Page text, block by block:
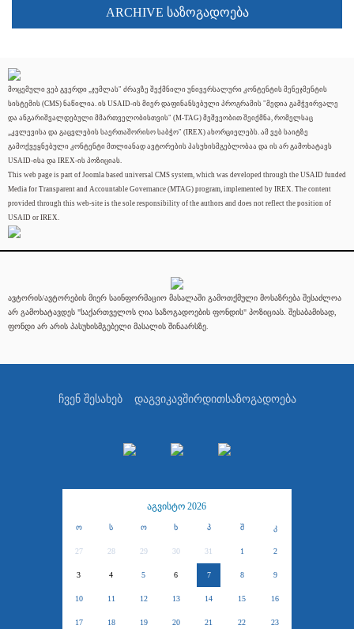
ARCHIVE საზოგადოება
მოცემული ვებ გვერდი „ჯუმლას" ძრავზე შექმნილი უნივერსალური კონტენტის მენეჯმენტის
სისტემის (CMS) ნაწილია. ის USAID-ის მიერ დაფინანსებული პროგრამის "მედია გამჭვირვალე
და ანგარიშვალდებული მმართველობისთვის" (M-TAG) მეშვეობით შეიქმნა, რომელსაც
„კვლევისა და გაცვლების საერთაშორისო საბჭო" (IREX) ახორციელებს. ამ ვებ საიტზე
გამოქვეყნებული კონტენტი მთლიანად ავტორების პასუხისმგებლობაა და ის არ გამოხატავს
USAID-ისა და IREX-ის პოზიციას.
This web page is part of Joomla based universal CMS system, which was developed through the USAID funded
Media for Transparent and Accountable Governance (MTAG) program, implemented by IREX. The content
provided through this web-site is the sole responsibility of the authors and does not reflect the position of
USAID or IREX.
ავტორის/ავტორების მიერ საინფორმაციო მასალაში გამოთქმული მოსაზრება შესაძლოა
არ გამოხატავდეს "საქართველოს ღია საზოგადოების ფონდის" პოზიციას. შესაბამისად,
ფონდი არ არის პასუხისმგებელი მასალის შინაარსზე.
ჩვენ შესახებ დაგვიკავშირდითსაზოგადოება
აგვისტო 2026
ო ს ო ხ პ შ კ
27 28 29 30 31 1 2
3 4 5 6 7 8 9
10 11 12 13 14 15 16
17 18 19 20 21 22 23